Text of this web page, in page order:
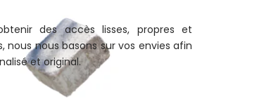
des accès lisses, propres et
nous basons sur vos envies afin
et original.